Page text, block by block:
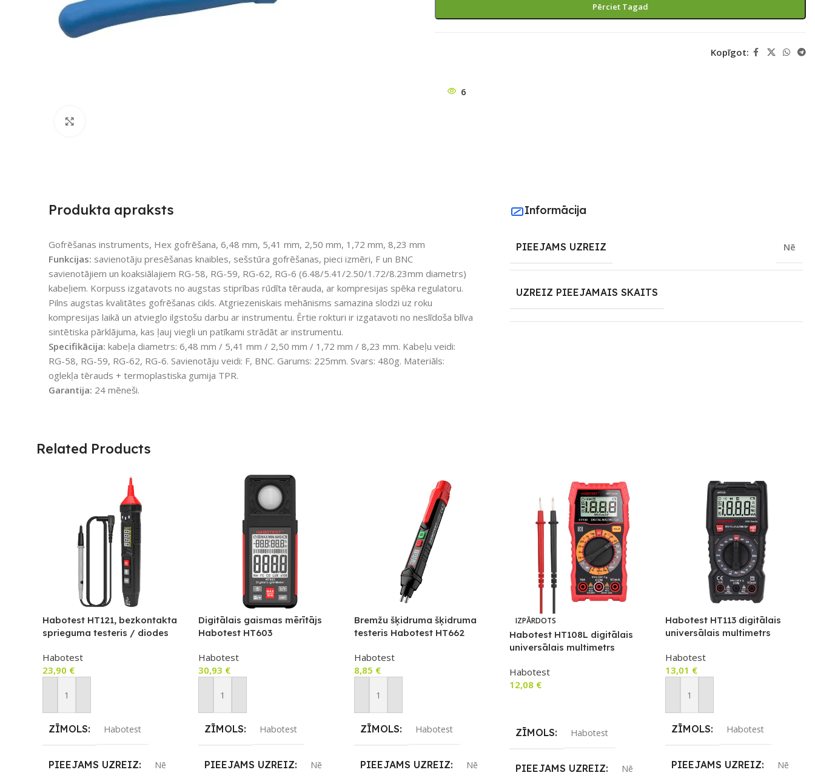
Pērciet Tagad
Kopīgot:
6
Produkta apraksts
Gofrēšanas instruments, Hex gofrēšana, 6,48 mm, 5,41 mm, 2,50 mm, 1,72 mm, 8,23 mm
Funkcijas: savienotāju presēšanas knaibles, sešstūra gofrēšanas, pieci izmēri, F un BNC
savienotājiem un koaksiālajiem RG-58, RG-59, RG-62, RG-6 (6.48/5.41/2.50/1.72/8.23mm diametrs)
kabeļiem. Korpuss izgatavots no augstas stiprības rūdīta tērauda, ar kompresijas spēka regulatoru.
Pilns augstas kvalitātes gofrēšanas cikls. Atgriezeniskais mehānisms samazina slodzi uz roku
kompresijas laikā un atvieglo ilgstošu darbu ar instrumentu. Ērtie rokturi ir izgatavoti no neslīdoša blīva
sintētiska pārklājuma, kas ļauj viegli un patīkami strādāt ar instrumentu.
Specifikācija: kabeļa diametrs: 6,48 mm / 5,41 mm / 2,50 mm / 1,72 mm / 8,23 mm. Kabeļu veidi:
RG-58, RG-59, RG-62, RG-6. Savienotāju veidi: F, BNC. Garums: 225mm. Svars: 480g. Materiāls:
oglekļa tērauds + termoplastiska gumija TPR.
Garantija: 24 mēneši.
Informācija
PIEEJAMS UZREIZ Nē
UZREIZ PIEEJAMAIS SKAITS
Related Products
Habotest HT121, bezkontakta
sprieguma testeris / diodes
Habotest
23,90 €
Pievienot Grozam
ZĪMOLS Habotest
PIEEJAMS UZREIZ Nē
Digitālais gaismas mērītājs
Habotest HT603
Habotest
30,93 €
Pievienot Grozam
ZĪMOLS Habotest
PIEEJAMS UZREIZ Nē
Bremžu šķidruma šķidruma
testeris Habotest HT662
Habotest
8,85 €
Pievienot Grozam
ZĪMOLS Habotest
PIEEJAMS UZREIZ Nē
IZPĀRDOTS
Habotest HT108L digitālais
universālais multimetrs
Habotest
12,08 €
ZĪMOLS Habotest
PIEEJAMS UZREIZ Nē
Habotest HT113 digitālais
universālais multimetrs
Habotest
13,01 €
Pievienot Grozam
ZĪMOLS Habotest
PIEEJAMS UZREIZ Nē